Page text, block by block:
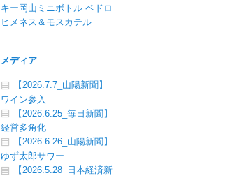
キー岡山ミニボトル ペドロ
ヒメネス＆モスカテル
メディア
【2026.7.7_山陽新聞】
ワイン参入
【2026.6.25_毎日新聞】
経営多角化
【2026.6.26_山陽新聞】
ゆず太郎サワー
【2026.5.28_日本経済新